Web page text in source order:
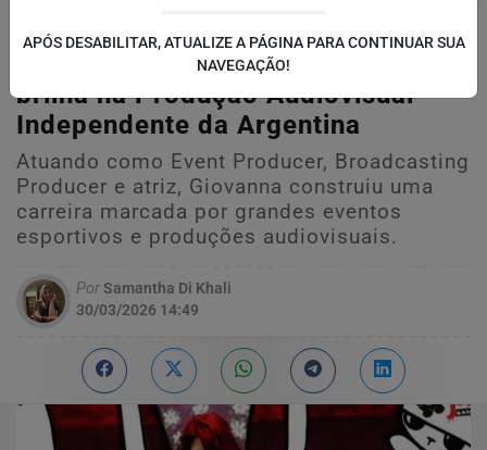
GERAL
Giovanna Infante: Brasileira que
brilha na Produção Audiovisual
Independente da Argentina
Atuando como Event Producer, Broadcasting
Producer e atriz, Giovanna construiu uma
carreira marcada por grandes eventos
esportivos e produções audiovisuais.
PorSamantha Di Khali
30/03/2026 14:49
APÓS DESABILITAR, ATUALIZE A PÁGINA PARA CONTINUAR SUA
NAVEGAÇÃO!